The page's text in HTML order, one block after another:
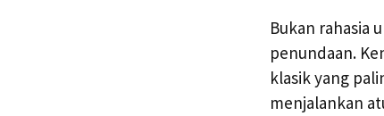
Bukan rahasia
penundaan.
klasik yang
menjalankan